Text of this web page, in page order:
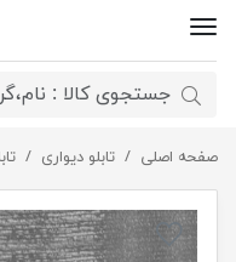
صفحه اصلی تابلو دیواری
ست تابلوی کارتونی اتاق